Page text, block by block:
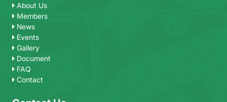
About Us
Members
News
Events
Gallery
Document
FAQ
Contact